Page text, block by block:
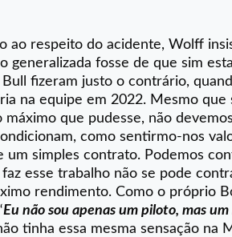
ao respeito do acidente, Wolff
generalizada fosse de que sim
fizeram justo o contrário,
na equipe em 2022. Mesmo que
que pudesse, não
como sentirmo-nos
simples contrato. Podemos
esse trabalho não se pode
rendimento. Como o próprio
Eu não sou apenas um piloto, mas
tinha essa mesma sensação na